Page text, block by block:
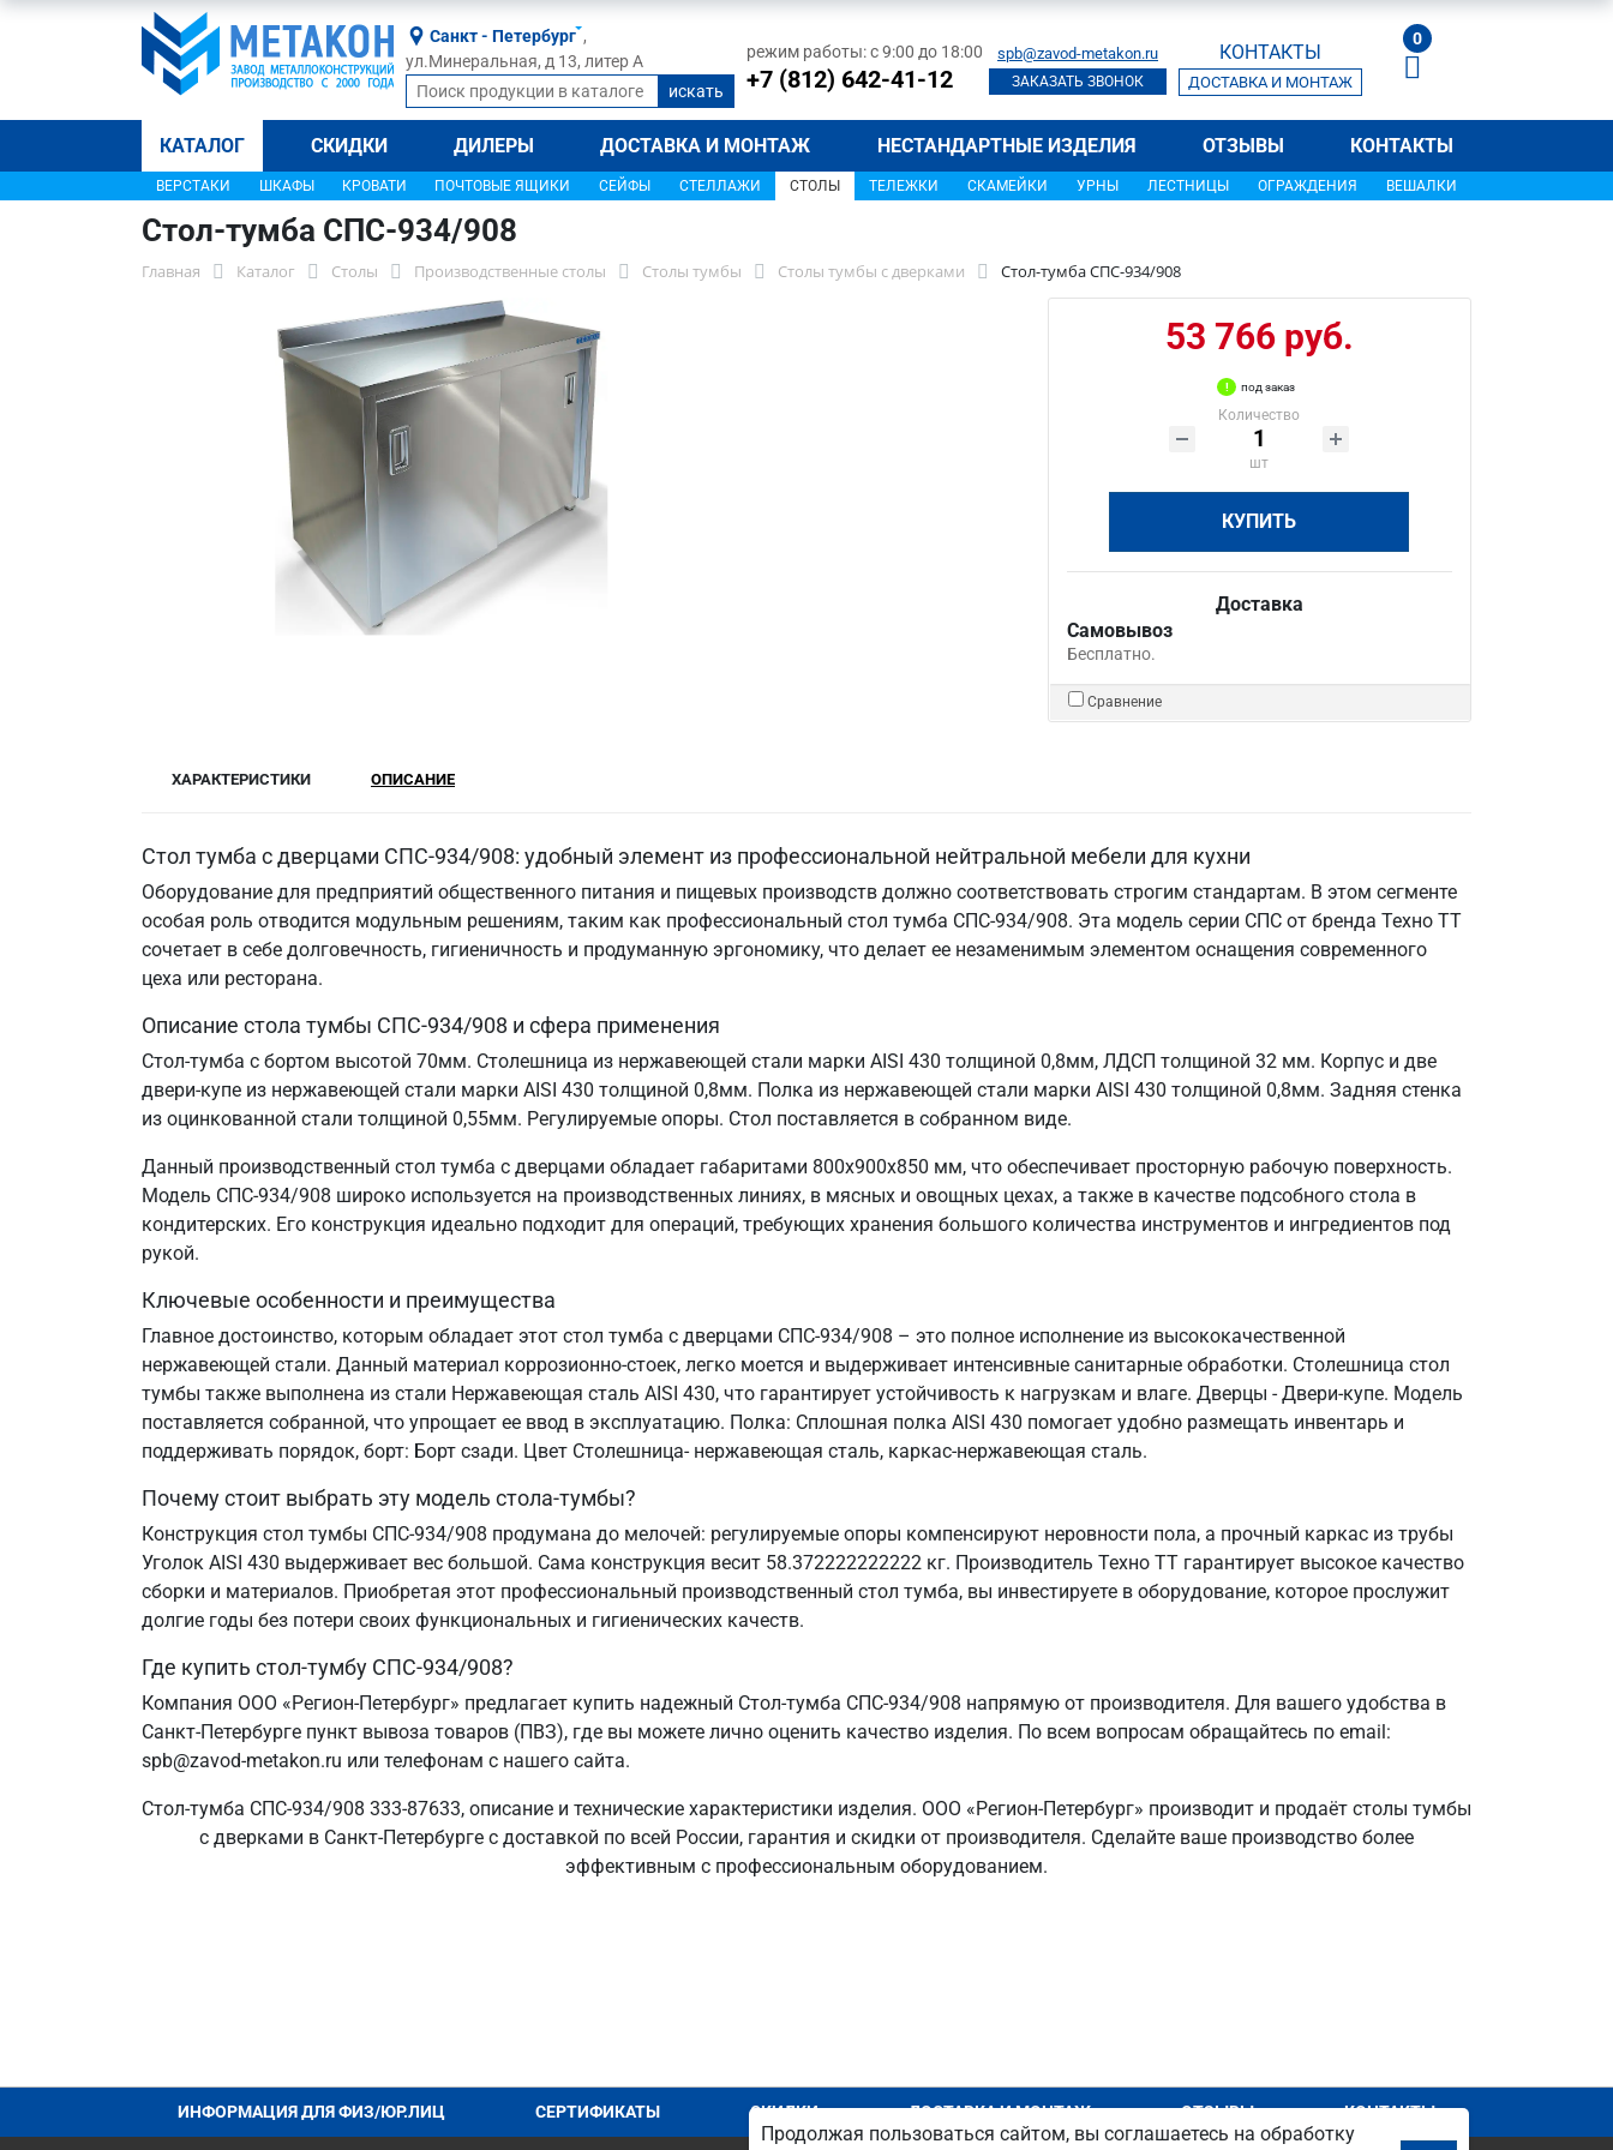
Санкт - Петербург ,
ул.Минеральная, д 13, литер А
режим работы: с 9:00 до 18:00
+7 (812) 642-41-12
spb@zavod-metakon.ru
ЗАКАЗАТЬ ЗВОНОК
КОНТАКТЫ
ДОСТАВКА И МОНТАЖ
0
КАТАЛОГ СКИДКИ ДИЛЕРЫ ДОСТАВКА И МОНТАЖ НЕСТАНДАРТНЫЕ ИЗДЕЛИЯ ОТЗЫВЫ КОНТАКТЫ
ВЕРСТАКИ ШКАФЫ КРОВАТИ ПОЧТОВЫЕ ЯЩИКИ СЕЙФЫ СТЕЛЛАЖИ СТОЛЫ ТЕЛЕЖКИ СКАМЕЙКИ УРНЫ ЛЕСТНИЦЫ ОГРАЖДЕНИЯ ВЕШАЛКИ
Стол-тумба СПС-934/908
Главная Каталог Столы Производственные столы Столы тумбы Столы тумбы с дверками Стол-тумба СПС-934/908
53 766 руб.
под заказ
Количество
шт
КУПИТЬ
Доставка
Самовывоз
Бесплатно.
Сравнение
ХАРАКТЕРИСТИКИ ОПИСАНИЕ
Стол тумба с дверцами СПС-934/908: удобный элемент из профессиональной нейтральной мебели для кухни
Оборудование для предприятий общественного питания и пищевых производств должно соответствовать строгим стандартам. В этом сегменте
особая роль отводится модульным решениям, таким как профессиональный стол тумба СПС-934/908. Эта модель серии СПС от бренда Техно ТТ
сочетает в себе долговечность, гигиеничность и продуманную эргономику, что делает ее незаменимым элементом оснащения современного
цеха или ресторана.
Описание стола тумбы СПС-934/908 и сфера применения
Стол-тумба с бортом высотой 70мм. Столешница из нержавеющей стали марки AISI 430 толщиной 0,8мм, ЛДСП толщиной 32 мм. Корпус и две
двери-купе из нержавеющей стали марки AISI 430 толщиной 0,8мм. Полка из нержавеющей стали марки AISI 430 толщиной 0,8мм. Задняя стенка
из оцинкованной стали толщиной 0,55мм. Регулируемые опоры. Стол поставляется в собранном виде.
Данный производственный стол тумба с дверцами обладает габаритами 800х900х850 мм, что обеспечивает просторную рабочую поверхность.
Модель СПС-934/908 широко используется на производственных линиях, в мясных и овощных цехах, а также в качестве подсобного стола в
кондитерских. Его конструкция идеально подходит для операций, требующих хранения большого количества инструментов и ингредиентов под
рукой.
Ключевые особенности и преимущества
Главное достоинство, которым обладает этот стол тумба с дверцами СПС-934/908 – это полное исполнение из высококачественной
нержавеющей стали. Данный материал коррозионно-стоек, легко моется и выдерживает интенсивные санитарные обработки. Столешница стол
тумбы также выполнена из стали Нержавеющая сталь AISI 430, что гарантирует устойчивость к нагрузкам и влаге. Дверцы - Двери-купе. Модель
поставляется собранной, что упрощает ее ввод в эксплуатацию. Полка: Сплошная полка AISI 430 помогает удобно размещать инвентарь и
поддерживать порядок, борт: Борт сзади. Цвет Столешница- нержавеющая сталь, каркас-нержавеющая сталь.
Почему стоит выбрать эту модель стола-тумбы?
Конструкция стол тумбы СПС-934/908 продумана до мелочей: регулируемые опоры компенсируют неровности пола, а прочный каркас из трубы
Уголок AISI 430 выдерживает вес большой. Сама конструкция весит 58.372222222222 кг. Производитель Техно ТТ гарантирует высокое качество
сборки и материалов. Приобретая этот профессиональный производственный стол тумба, вы инвестируете в оборудование, которое прослужит
долгие годы без потери своих функциональных и гигиенических качеств.
Где купить стол-тумбу СПС-934/908?
Компания ООО «Регион-Петербург» предлагает купить надежный Стол-тумба СПС-934/908 напрямую от производителя. Для вашего удобства в
Санкт‑Петербурге пункт вывоза товаров (ПВЗ), где вы можете лично оценить качество изделия. По всем вопросам обращайтесь по email:
spb@zavod-metakon.ru или телефонам с нашего сайта.
Стол-тумба СПС-934/908 333-87633, описание и технические характеристики изделия. ООО «Регион-Петербург» производит и продаёт столы тумбы
с дверками в Санкт‑Петербурге с доставкой по всей России, гарантия и скидки от производителя. Сделайте ваше производство более
эффективным с профессиональным оборудованием.
ИНФОРМАЦИЯ ДЛЯ ФИЗ/ЮР.ЛИЦ СЕРТИФИКАТЫ СКИДКИ ДОСТАВКА И МОНТАЖ ОТЗЫВЫ КОНТАКТЫ
Продолжая пользоваться сайтом, вы соглашаетесь на обработку